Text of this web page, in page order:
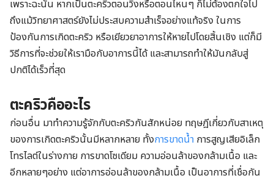
เพราะฉะนั้น หากเป็นตะคริวตอนวิ่งหรือตอนไหนๆ ก็ไม่ต้องตกใจไป
ถึงแม้วิทยาศาสตร์ยังไม่ประสบความสำเร็จอย่างแท้จริง ในการ
ป้องกันการเกิดตะคริว หรือเยียวยาอาการให้หายไปโดยสิ้นเชิง แต่ก็มี
วิธีการที่จะช่วยให้เรามือกับอาการนี้ได้ และสามารถทำให้มันกลับสู่
ปกติได้เร็วที่สุด
ตะคริวคืออะไร
ก่อนอื่น มาทำความรู้จักกับตะคริวกันสักหน่อย ทฤษฎีเกี่ยวกับสาเหตุ
ของการเกิดตะคริวนั้นมีหลากหลาย ทั้งการขาดน้ำ การสูญเสียอิเล็ก
โทรไลต์ในร่างกาย การขาดโซเดียม ความอ่อนล้าของกล้ามเนื้อ และ
อีกหลายๆอย่าง แต่อาการอ่อนล้าของกล้ามเนื้อ เป็นอาการที่เชื่อกัน